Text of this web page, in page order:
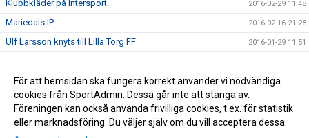
Klubbkläder på Intersport. 2016-02-29 11:48
Mariedals IP 2016-02-16 21:28
Ulf Larsson knyts till Lilla Torg FF 2016-01-29 11:51
Kallelse till Årsmöte 2016-01-14 21:28
Ledarträff 2016-01-12 10:20
För att hemsidan ska fungera korrekt använder vi nödvändiga
cookies från SportAdmin. Dessa går inte att stänga av.
Föreningen kan också använda frivilliga cookies, t.ex. för statistik
eller marknadsföring. Du väljer själv om du vill acceptera dessa.